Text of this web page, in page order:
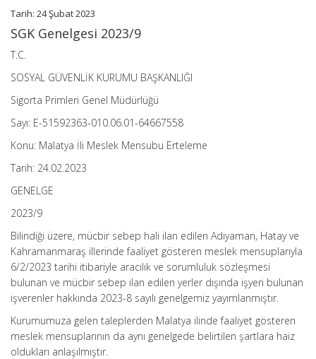
Tarih: 24 Şubat 2023
SGK Genelgesi 2023/9
T.C.
SOSYAL GÜVENLİK KURUMU BAŞKANLIĞI
Sigorta Primleri Genel Müdürlüğü
Sayı: E-51592363-010.06.01-64667558
Konu: Malatya İli Meslek Mensubu Erteleme
Tarih: 24.02.2023
GENELGE
2023/9
Bilindiği üzere, mücbir sebep hali ilan edilen Adıyaman, Hatay ve
Kahramanmaraş illerinde faaliyet gösteren meslek mensuplarıyla
6/2/2023 tarihi itibariyle aracılık ve sorumluluk sözleşmesi
bulunan ve mücbir sebep ilan edilen yerler dışında işyeri bulunan
işverenler hakkında 2023-8 sayılı genelgemiz yayımlanmıştır.
Kurumumuza gelen taleplerden Malatya ilinde faaliyet gösteren
meslek mensuplarının da aynı genelgede belirtilen şartlara haiz
oldukları anlaşılmıştır.